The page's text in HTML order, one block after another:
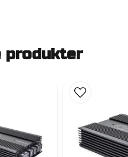
produkter